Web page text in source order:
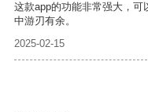
这款app的功能非常强大，
中游刃有余。
2025-02-15